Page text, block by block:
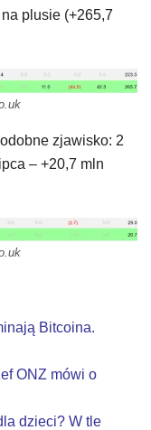
plusie (+265,7
zjawisko: 2
– +20,7 mln
Bitcoina.
ONZ mówi o
dzieci? W tle